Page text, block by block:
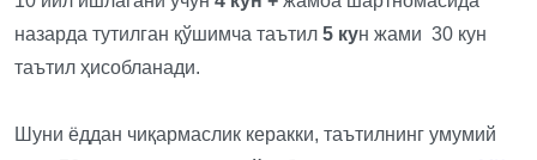
назарда тутилган қўшимча таътил 5 кун жами 30 кун
таътил ҳисобланади.
Шуни ёддан чиқармаслик керакки, таътилнинг умумий